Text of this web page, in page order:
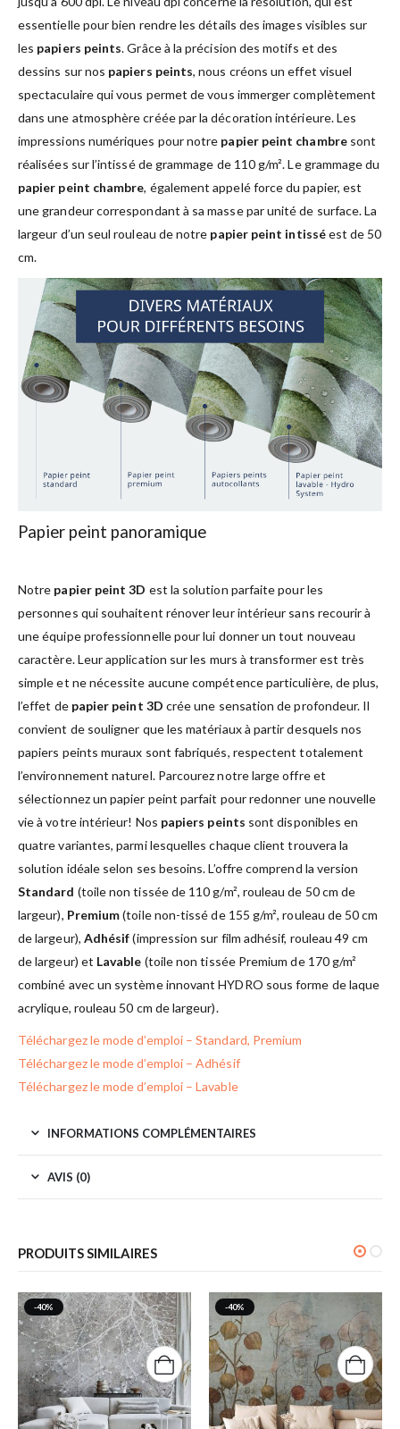
essentielle pour bien rendre les détails des images visibles sur
les papiers peints. Grâce à la précision des motifs et des
dessins sur nos papiers peints, nous créons un effet visuel
spectaculaire qui vous permet de vous immerger complètement
dans une atmosphère créée par la décoration intérieure. Les
impressions numériques pour notre papier peint chambresont
réalisées sur l’intissé de grammage de 110 g/m². Le grammage du
papier peint chambre, également appelé force du papier, est
une grandeur correspondant à sa masse par unité de surface. La
largeur d’un seul rouleau de notre papier peint intisséest de 50
cm.
Papier peint panoramique
Notre papier peint 3D est la solution parfaite pour les
personnes qui souhaitent rénover leur intérieur sans recourir à
une équipe professionnelle pour lui donner un tout nouveau
caractère. Leur application sur les murs à transformer est très
simple et ne nécessite aucune compétence particulière, de plus,
l’effet de papier peint 3D crée une sensation de profondeur. Il
convient de souligner que les matériaux à partir desquels nos
papiers peints muraux sont fabriqués, respectent totalement
l’environnement naturel. Parcourez notre large offre et
sélectionnez un papier peint parfait pour redonner une nouvelle
vie à votre intérieur! Nos papiers peints sont disponibles en
quatre variantes, parmi lesquelles chaque client trouvera la
solution idéale selon ses besoins. L’offre comprend la version
Standard (toile non tissée de 110 g/m², rouleau de 50 cm de
largeur), Premium(toile non-tissé de 155 g/m², rouleau de 50 cm
de largeur), Adhésif(impression sur film adhésif, rouleau 49 cm
de largeur) et Lavable (toile non tissée Premium de 170 g/m²
combiné avec un système innovant HYDRO sous forme de laque
acrylique, rouleau 50 cm de largeur).
Téléchargez le mode d’emploi – Standard, Premium
Téléchargez le mode d’emploi – Adhésif
Téléchargez le mode d’emploi – Lavable
INFORMATIONS COMPLÉMENTAIRES
AVIS (0)
PRODUITS SIMILAIRES
-40% -40%